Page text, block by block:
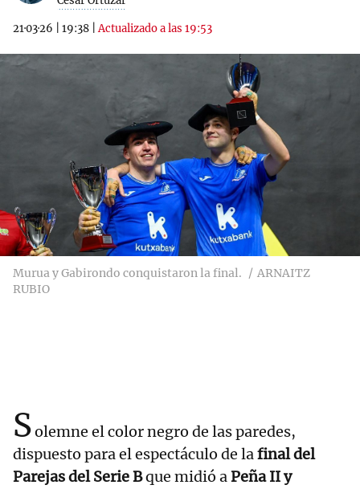
21·03·26 19:38 |Actualizado a las 19:53
Murua y Gabirondo conquistaron la final.
ARNAITZ
RUBIO
Solemne el color negro de las paredes,
dispuesto para el espectáculo de lafinal del
Parejas del Serie Bque midió aPeña II y